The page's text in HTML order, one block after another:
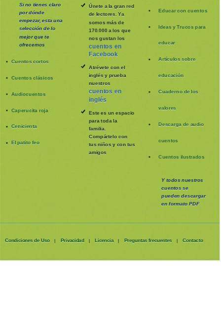
Si no tienes claro
por dónde
empezar, esta una
selección de lo
mejor que te
ofrecemos
Cuentos cortos
Cuentos clásicos
Audiocuentos
Caperucita roja
Cenicienta
El patito feo
Únete a la gran red
de lectores. Ya
somos más de
170.000 a los que
nos gustan los
cuentos en
Facebook
Atrévete con el
inglés y prueba
nuestros
cuentos en
inglés
Este es un espacio
para toda la
familia
Compártelo con
tus niños y con tus
amigos
Educar con cuentos
Ideas y Trucos para
educar
Artículos sobre
educación
Cuaderno de los
valores
Descarga de audio
cuentos
Cuentos ilustrados
Y todos nuestros
cuentos se
puedendescargar
en formato PDF
Condiciones de Uso | Privacidad | Licencia | Preguntas frecuentes | Contacto